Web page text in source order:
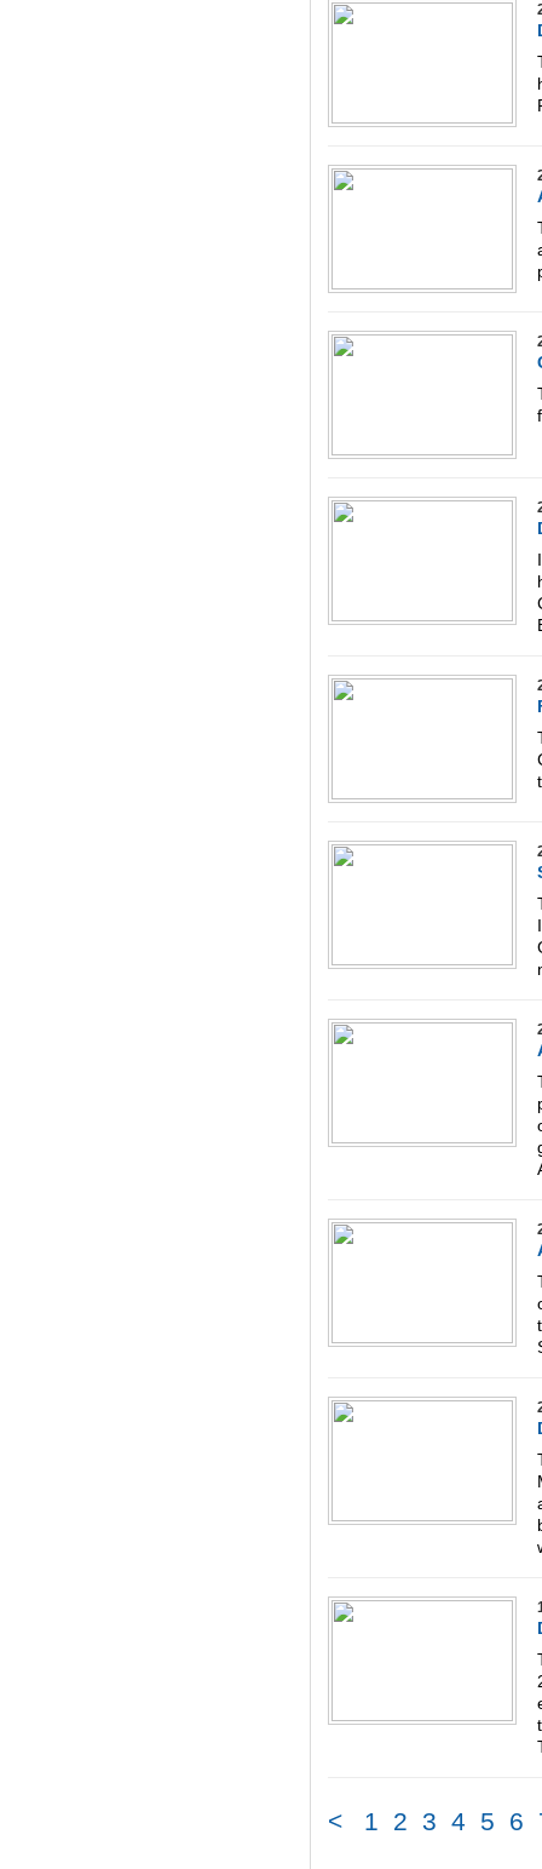
< 1 2 3 4 5 6